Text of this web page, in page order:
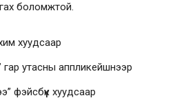
боломжтой.
хуудсаар
гар утасны аппликейшнээр
фэйсбүүк хуудсаар